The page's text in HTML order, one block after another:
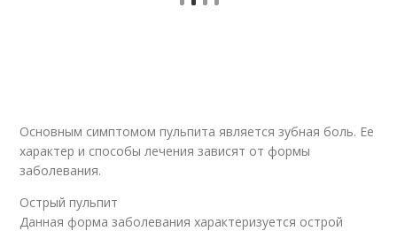
Основным симптомом пульпита является зубная боль. Ее
характер и способы лечения зависят от формы
заболевания.
Острый пульпит
Данная форма заболевания характеризуется острой